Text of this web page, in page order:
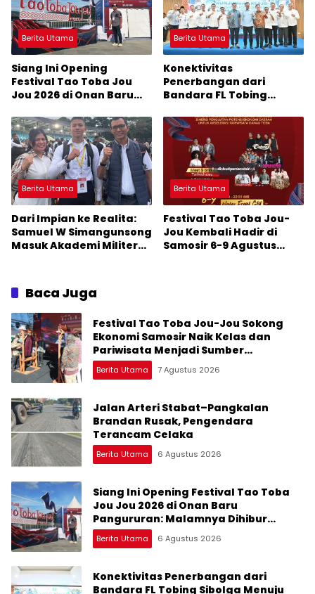
Berita Utama
Siang Ini Opening
Festival Tao Toba Jou
Jou 2026 di Onan Baru
Dihibur Marsada Band
Berita Utama
Konektivitas
Penerbangan dari
Bandara FL Tobing
Jadi Perhatian Anggota
DPR RI Muhammad Lokot
Nasution
Berita Utama
Dari Impian ke Realita:
Samuel W Simangunsong
Masuk Akademi Militer
Berita Utama
Festival Tao Toba Jou-
Jou Kembali Hadir di
Samosir 6-9 Agustus
Baca Juga
Festival Tao Toba Jou-Jou Sokong
Ekonomi Samosir Naik Kelas dan
Pariwisata Menjadi Sumber
Pertumbuhan Ekonomi Baru
Berita Utama 7 Agustus 2026
Jalan Arteri Stabat–Pangkalan
Brandan Rusak, Pengendara
Terancam Celaka
Berita Utama 6 Agustus 2026
Siang Ini Opening Festival Tao Toba
Jou Jou 2026 di Onan Baru
Pangururan: Malamnya Dihibur
Marsada Band
Berita Utama 6 Agustus 2026
Konektivitas Penerbangan dari
Bandara FL Tobing Sibolga Menuju